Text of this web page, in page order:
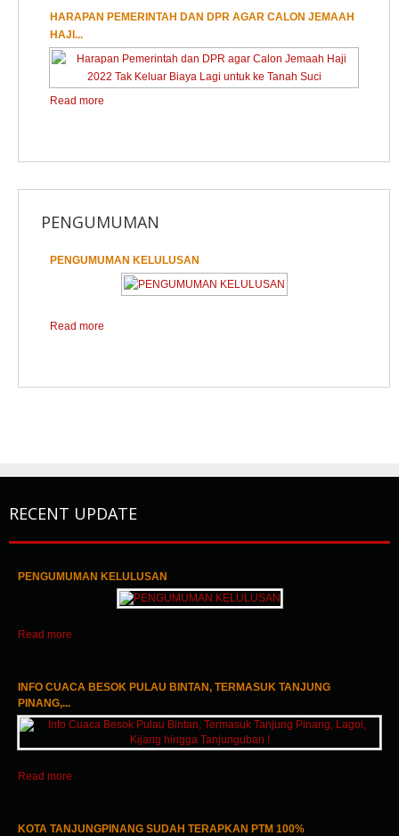
1 2 3
HARAPAN PEMERINTAH DAN DPR AGAR CALON JEMAAH
HAJI...
Read more
PENGUMUMAN
PENGUMUMAN KELULUSAN
Read more
RECENT UPDATE
PENGUMUMAN KELULUSAN
Read more
INFO CUACA BESOK PULAU BINTAN, TERMASUK TANJUNG
PINANG,...
Read more
KOTA TANJUNGPINANG SUDAH TERAPKAN PTM 100%